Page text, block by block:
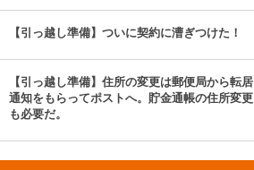
【引っ越し準備】ついに契約に漕ぎつけた！
【引っ越し準備】住所の変更は郵便局から転居
通知をもらってポストへ。貯金通帳の住所変更
も必要だ。